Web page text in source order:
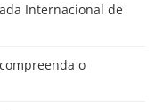
Internacional de
o